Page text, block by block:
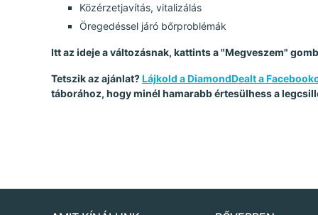
Közérzetjavítás, vitalizálás
Öregedéssel járó bőrproblémák
Itt az ideje a változásnak, kattints a "Megveszem"
Tetszik az ajánlat?Lájkold a DiamondDealt a
táborához, hogy minél hamarabb értesülhess a